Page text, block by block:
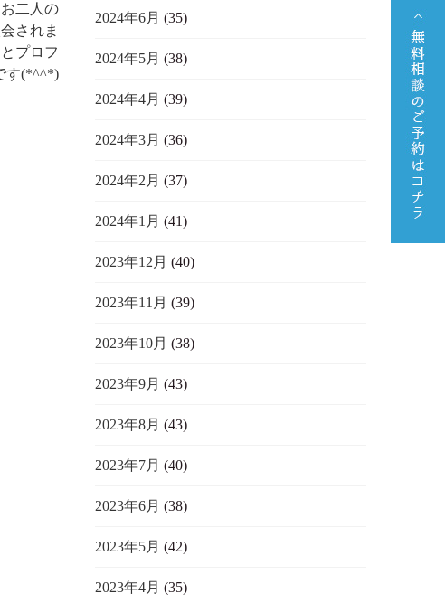
二人の
されま
プロフ
す(*^^*)
2024年6月 (35)
2024年5月 (38)
2024年4月 (39)
2024年3月 (36)
2024年2月 (37)
2024年1月 (41)
2023年12月 (40)
2023年11月 (39)
2023年10月 (38)
2023年9月 (43)
2023年8月 (43)
2023年7月 (40)
2023年6月 (38)
2023年5月 (42)
2023年4月 (35)